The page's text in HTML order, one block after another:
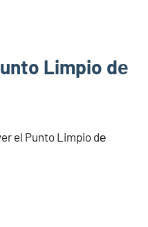
Limpio dе
el Punto Limpio dе